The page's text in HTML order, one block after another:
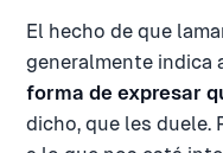
El hecho de que
generalmente indica
forma de expresar
dicho, que les duele.